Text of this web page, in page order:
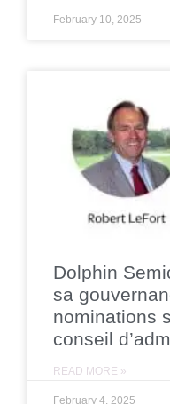
February 10, 2025
Dolphin
sa
nominations
conseil
READ MORE »
February 4, 2025